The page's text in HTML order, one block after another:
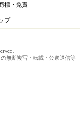
標・免責
プ
無断複写・転載・公衆送信等